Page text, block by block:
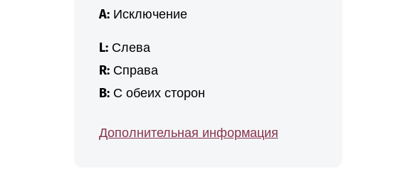
A:Исключение
L:Слева
R:Справа
B:С обеих сторон
Дополнительная информация